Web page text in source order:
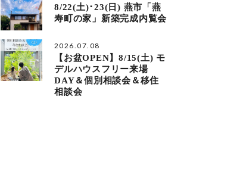
8/22(土)･23(日) 燕市「燕
寿町の家」新築完成内覧会
2026.07.08
【お盆OPEN】8/15(土) モ
デルハウスフリー来場
DAY＆個別相談会＆移住
相談会